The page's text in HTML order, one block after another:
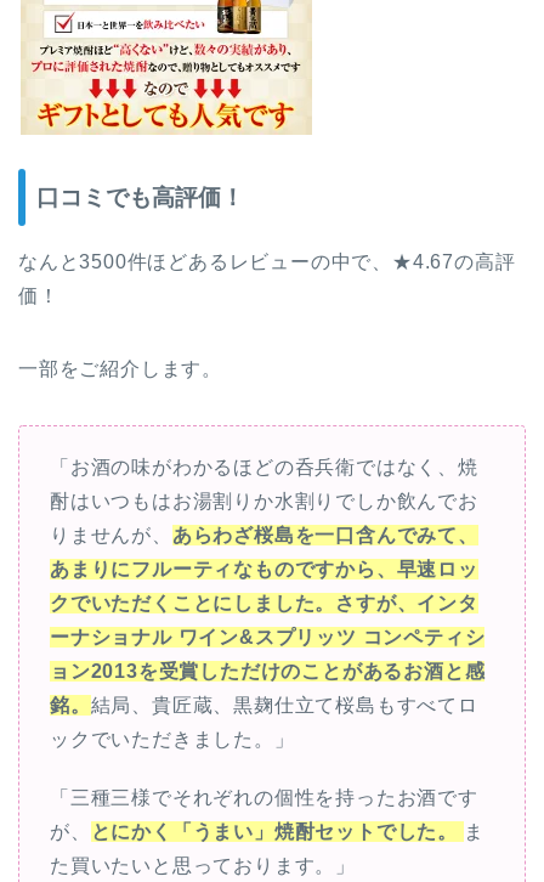
口コミでも高評価！
なんと3500件ほどあるレビューの中で、★4.67の高評
価！
一部をご紹介します。
「お酒の味がわかるほどの呑兵衛ではなく、焼
酎はいつもはお湯割りか水割りでしか飲んでお
りませんが、 あらわざ桜島を一口含んでみて、
あまりにフルーティなものですから、早速ロッ
クでいただくことにしました。さすが、インタ
ーナショナル ワイン&スプリッツ コンペティシ
ョン2013を受賞しただけのことがあるお酒と感
銘。 結局、貴匠蔵、黒麹仕立て桜島もすべてロ
ックでいただきました。」
「三種三様でそれぞれの個性を持ったお酒です
が、
とにかく「うまい」焼酎セットでした。
ま
た買いたいと思っております。」